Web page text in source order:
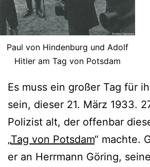
Paul von Hindenburg und Adolf
Hitler am Tag von Potsdam
Es muss ein großer Tag für
sein, dieser 21. März 1933.
Polizist alt, der offenbar
„Tag von Potsdam“ machte.
er an Herrmann Göring,